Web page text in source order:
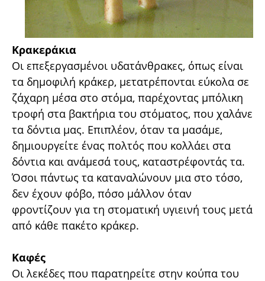
Κρακεράκια
Οι επεξεργασμένοι υδατάνθρακες, όπως είναι
τα δημοφιλή κράκερ, μετατρέπονται εύκολα σε
ζάχαρη μέσα στο στόμα, παρέχοντας μπόλικη
τροφή στα βακτήρια του στόματος, που χαλάνε
τα δόντια μας. Επιπλέον, όταν τα μασάμε,
δημιουργείτε ένας πολτός που κολλάει στα
δόντια και ανάμεσά τους, καταστρέφοντάς τα.
Όσοι πάντως τα καταναλώνουν μια στο τόσο,
δεν έχουν φόβο, πόσο μάλλον όταν
φροντίζουν για τη στοματική υγιεινή τους μετά
από κάθε πακέτο κράκερ.
Καφές
Οι λεκέδες που παρατηρείτε στην κούπα του